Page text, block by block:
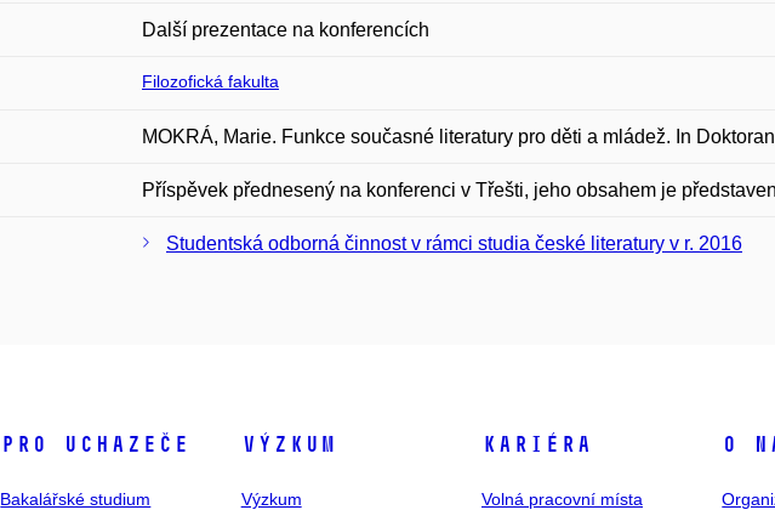
Další prezentace na konferencích
Filozofická fakulta
MOKRÁ, Marie. Funkce současné literatury pro děti a mládež. In
Příspěvek přednesený na konferenci v Třešti, jeho obsahem je
Studentská odborná činnost v rámci studia české literatury v r. 2016
Pro uchazeče
Bakalářské studium
Výzkum
Výzkum
Kariéra
Volná pracovní místa
O